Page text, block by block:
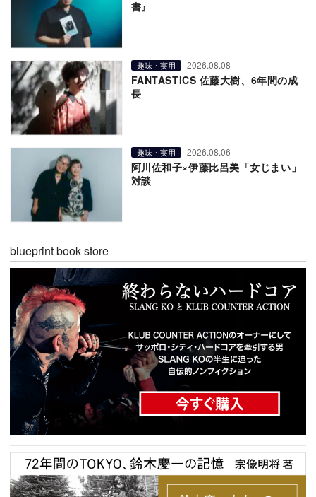
書』
趣味・実用 2026.08.08
FANTASTICS 佐藤大樹、6年間の成
長
趣味・実用 2026.08.06
阿川佐和子×伊藤比呂美「女じまい」
対談
blueprint book store